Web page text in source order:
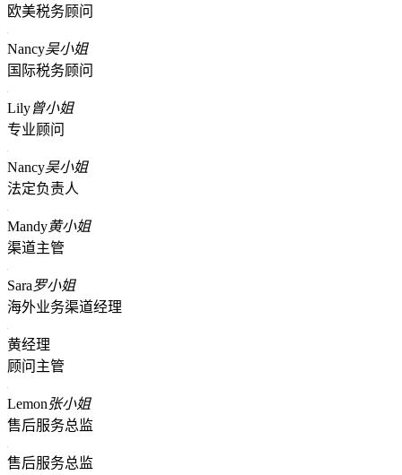
欧美税务顾问
Nancy吴小姐
国际税务顾问
Lily曾小姐
专业顾问
Nancy吴小姐
法定负责人
Mandy黄小姐
渠道主管
Sara罗小姐
海外业务渠道经理
黄经理
顾问主管
Lemon张小姐
售后服务总监
售后服务总监